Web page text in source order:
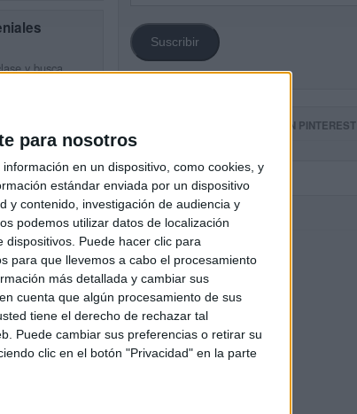
para nosotros
en un dispositivo, como cookies, y
estándar enviada por un dispositivo
y contenido, investigación de audiencia y
podemos utilizar datos de localización
Puede hacer clic para
para que llevemos a cabo el procesamiento
más detallada y cambiar sus
cuenta que algún procesamiento de sus
tiene el derecho de rechazar tal
Puede cambiar sus preferencias o retirar su
clic en el botón "Privacidad" en la parte
y busca
de una
Suscribir
SIGUE NUESTROS TABLEROS EN PINTEREST